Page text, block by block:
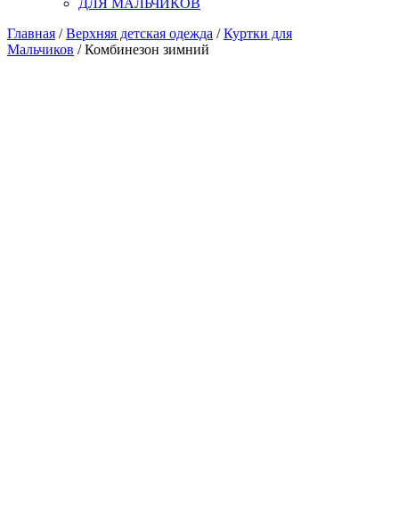
ДЛЯ МАЛЬЧИКОВ
Главная /Верхняя детская одежда /Куртки для
Мальчиков / Комбинезон зимний